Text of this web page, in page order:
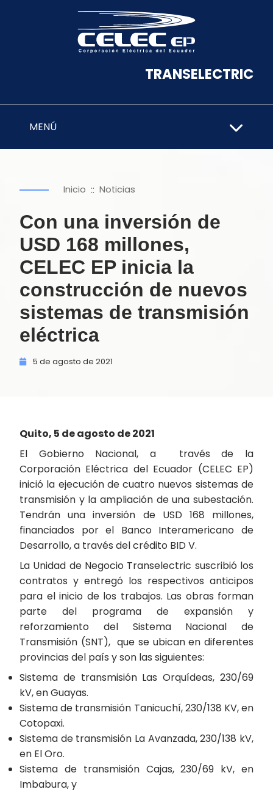
TRANSELECTRIC
MENÚ
Inicio :: Noticias
Con una inversión de
USD 168 millones,
CELEC EP inicia la
construcción de nuevos
sistemas de transmisión
eléctrica
5 de agosto de 2021
Quito, 5 de agosto de 2021
El Gobierno Nacional, a través de la
Corporación Eléctrica del Ecuador (CELEC EP)
inició la ejecución de cuatro nuevos sistemas de
transmisión y la ampliación de una subestación.
Tendrán una inversión de USD 168 millones,
financiados por el Banco Interamericano de
Desarrollo, a través del crédito BID V.
La Unidad de Negocio Transelectric suscribió los
contratos y entregó los respectivos anticipos
para el inicio de los trabajos. Las obras forman
parte del programa de expansión y
reforzamiento del Sistema Nacional de
Transmisión (SNT), que se ubican en diferentes
provincias del país y son las siguientes:
Sistema de transmisión Las Orquídeas, 230/69
kV, en Guayas.
Sistema de transmisión Tanicuchí, 230/138 KV, en
Cotopaxi.
Sistema de transmisión La Avanzada, 230/138 kV,
en El Oro.
Sistema de transmisión Cajas, 230/69 kV, en
Imbabura, y